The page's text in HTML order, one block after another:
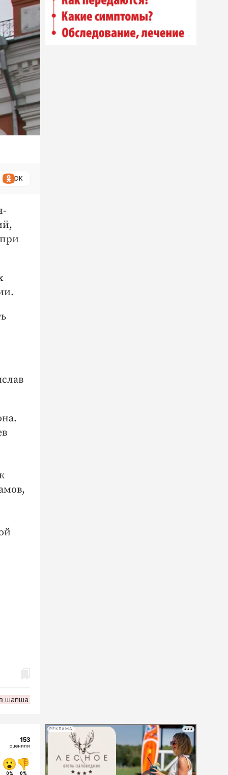
ОК
шапша
153
оценили
0% 0%
РЕКЛАМА